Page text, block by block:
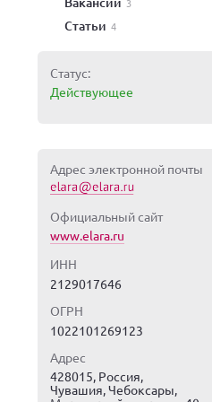
Статьи 4
Статус:
Действующее
Адрес электронной почты
Официальный сайт
www.elara.ru
ИНН
2129017646
ОГРН
1022101269123
Адрес
428015, Россия,
Чувашия,Чебоксары,